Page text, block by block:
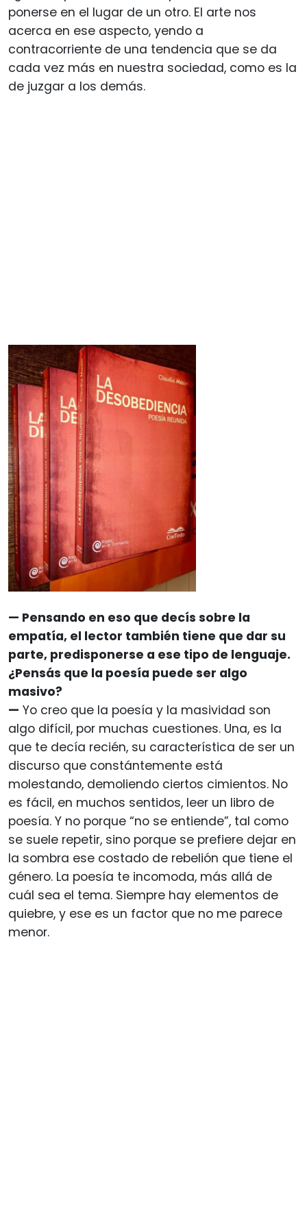
ponerse en el lugar de un otro. El arte nos
acerca en ese aspecto, yendo a
contracorriente de una tendencia que se da
cada vez más en nuestra sociedad, como es la
de juzgar a los demás.
— Pensando en eso que decís sobre la
empatía, el lector también tiene que dar su
parte, predisponerse a ese tipo de lenguaje.
¿Pensás que la poesía puede ser algo
masivo?
— Yo creo que la poesía y la masividad son
algo difícil, por muchas cuestiones. Una, es la
que te decía recién, su característica de ser un
discurso que constántemente está
molestando, demoliendo ciertos cimientos. No
es fácil, en muchos sentidos, leer un libro de
poesía. Y no porque “no se entiende”, tal como
se suele repetir, sino porque se prefiere dejar en
la sombra ese costado de rebelión que tiene el
género. La poesía te incomoda, más allá de
cuál sea el tema. Siempre hay elementos de
quiebre, y ese es un factor que no me parece
menor.